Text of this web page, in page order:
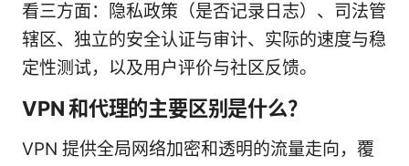
看三方面：隐私政策（是否记录日志）、司法管
辖区、独立的安全认证与审计、实际的速度与稳
定性测试，以及用户评价与社区反馈。
VPN 和代理的主要区别是什么？
VPN 提供全局网络加密和透明的流量走向，覆